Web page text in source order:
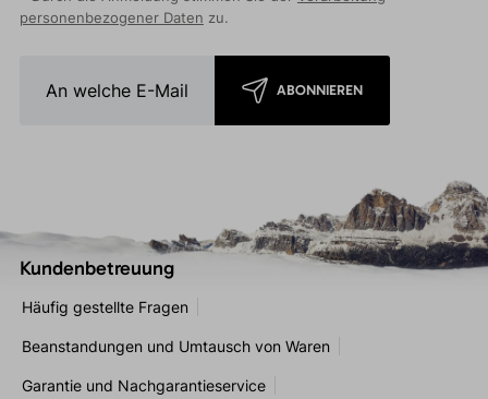
personenbezogener Daten zu.
ABONNIEREN
Kundenbetreuung
Häufig gestellte Fragen
Beanstandungen und Umtausch von Waren
Garantie und Nachgarantieservice